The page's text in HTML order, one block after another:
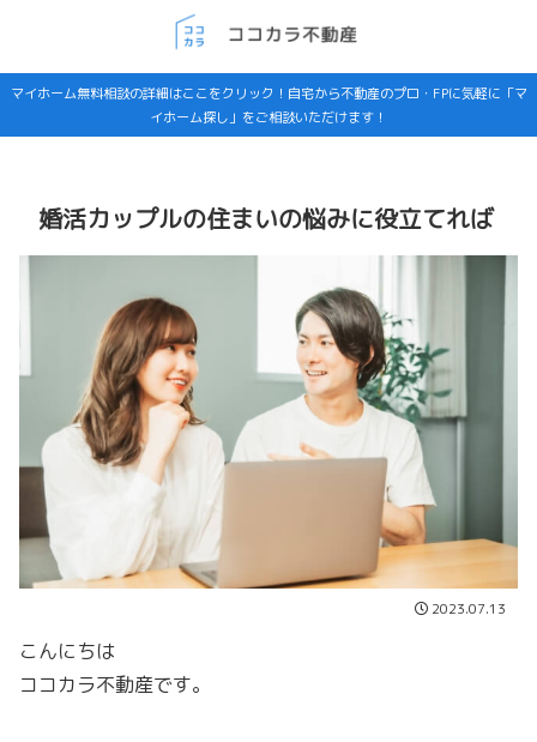
マイホーム無料相談の詳細はここをクリック！自宅から不動産のプロ・FPに気軽に「マ
イホーム探し」をご相談いただけます！
婚活カップルの住まいの悩みに役立てれば
2023.07.13
こんにちは
ココカラ不動産です。